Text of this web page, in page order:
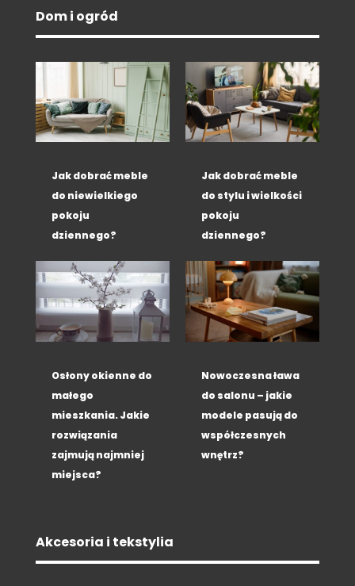
Dom i ogród
Jak dobrać meble
do niewielkiego
pokoju
dziennego?
Jak dobrać meble
do stylu i wielkości
pokoju
dziennego?
Osłony okienne do
małego
mieszkania. Jakie
rozwiązania
zajmują najmniej
miejsca?
Nowoczesna ława
do salonu – jakie
modele pasują do
współczesnych
wnętrz?
Akcesoria i tekstylia